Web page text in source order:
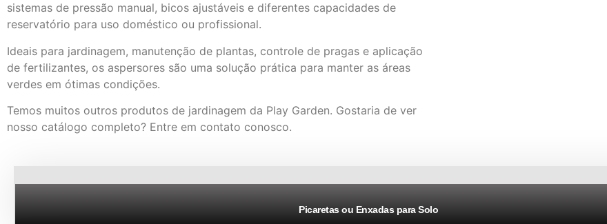
sistemas de pressão manual, bicos ajustáveis ​​e diferentes capacidades de
reservatório para uso doméstico ou profissional.
Ideais para jardinagem, manutenção de plantas, controle de pragas e aplicação
de fertilizantes, os aspersores são uma solução prática para manter as áreas
verdes em ótimas condições.
Temos muitos outros produtos de jardinagem da Play Garden. Gostaria de ver
nosso catálogo completo? Entre em contato conosco.
Picaretas ou Enxadas para Solo